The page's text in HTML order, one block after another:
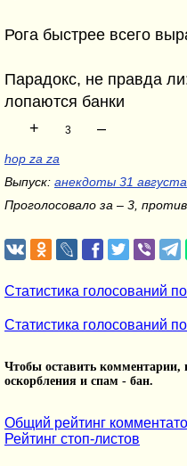
Рога быстрее всего
Парадокс, не правда
лопаются банки
+
3 –
hop za za
Выпуск: анекдоты 31 августа
Проголосовало за – 3,
Статистика голосований
Статистика голосований
Чтобы оставить комментарии,
оскорбления и спам - бан.
Общий рейтинг
Рейтинг стоп-листов